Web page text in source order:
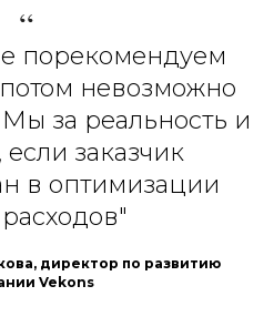
“
порекомендуем
потом невозможно
за реальность и
заказчик
в оптимизации
директор по развитию
Vekons